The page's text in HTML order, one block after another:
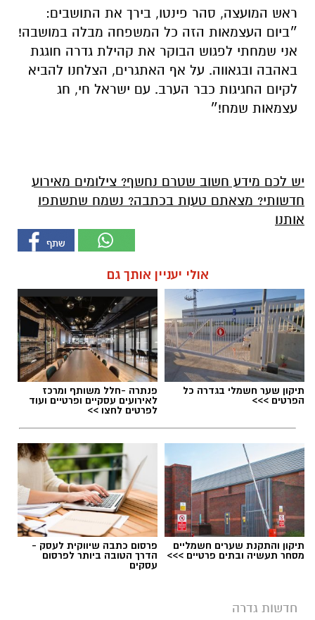
ראש המועצה, סהר פינטו, בירך את התושבים:
״ביום העצמאות הזה כל המשפחה מבלה במושבה!
אני שמחתי לפגוש הבוקר את קהילת גדרה חוגגת
באהבה ובגאווה. על אף האתגרים, הצלחנו להביא
לקיום החגיגות כבר הערב. עם ישראל חי, חג
עצמאות שמח!״
יש לכם מידע חשוב שטרם נחשף? צילומים מאירוע
חדשותי? מצאתם טעות בכתבה? נשמח שתשתפו
אותנו
אולי יעניין אותך גם
תיקון שער חשמלי בגדרה כל
הפרטים >>>
פנתרה -חלל משותף ומרכז
לאירועים עסקיים ופרטיים ועוד
לפרטים לחצו >>
תיקון והתקנת שערים חשמליים
מסחר תעשיה ובתים פרטיים >>>
פרסום כתבה שיווקית לעסק -
הדרך הטובה ביותר לפרסום
עסקים
חדשות גדרה